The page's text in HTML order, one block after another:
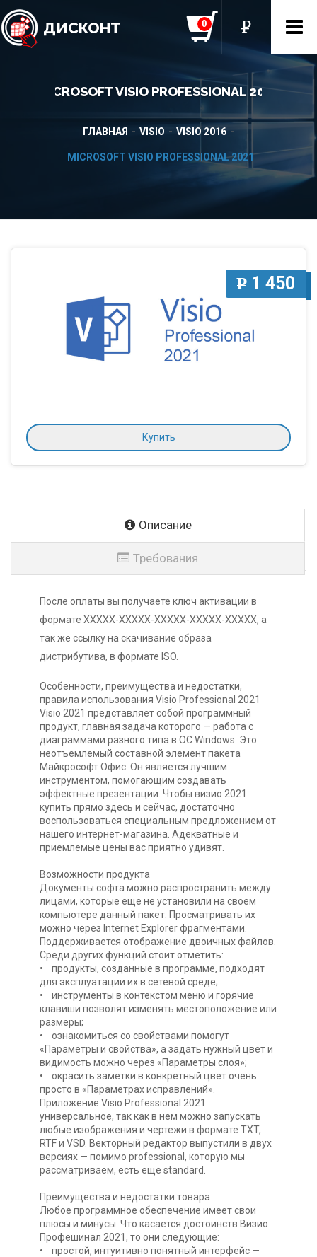
ДИСКОНТ 0 PУБ.
MICROSOFT VISIO PROFESSIONAL 2021
ГЛАВНАЯ VISIO VISIO 2016
MICROSOFT VISIO PROFESSIONAL 2021
P 1 450
Купить
Описание
Требования
После оплаты вы получаете ключ активации в
формате XXXXX-XXXXX-XXXXX-XXXXX-XXXXX, а
так же ссылку на скачивание образа
дистрибутива, в формате ISO.
Особенности, преимущества и недостатки,
правила использования Visio Professional 2021
Visio 2021 представляет собой программный
продукт, главная задача которого — работа с
диаграммами разного типа в ОС Windows. Это
неотъемлемый составной элемент пакета
Майкрософт Офис. Он является лучшим
инструментом, помогающим создавать
эффектные презентации. Чтобы визио 2021
купить прямо здесь и сейчас, достаточно
воспользоваться специальным предложением от
нашего интернет-магазина. Адекватные и
приемлемые цены вас приятно удивят.
Возможности продукта
Документы софта можно распространить между
лицами, которые еще не установили на своем
компьютере данный пакет. Просматривать их
можно через Internet Explorer фрагментами.
Поддерживается отображение двоичных файлов.
Среди других функций стоит отметить:
• продукты, созданные в программе, подходят
для эксплуатации их в сетевой среде;
• инструменты в контекстом меню и горячие
клавиши позволят изменять местоположение или
размеры;
• ознакомиться со свойствами помогут
«Параметры и свойства», а задать нужный цвет и
видимость можно через «Параметры слоя»;
• окрасить заметки в конкретный цвет очень
просто в «Параметрах исправлений».
Приложение Visio Professional 2021
универсальное, так как в нем можно запускать
любые изображения и чертежи в формате TXT,
RTF и VSD. Векторный редактор выпустили в двух
версиях — помимо professional, которую мы
рассматриваем, есть еще standard.
Преимущества и недостатки товара
Любое программное обеспечение имеет свои
плюсы и минусы. Что касается достоинств Визио
Профешинал 2021, то они следующие:
• простой, интуитивно понятный интерфейс —
Тип лицензии Retail
Количество ПК 1
Региональная
привязка
Ключ может быть
использован с любой
точки мира
Тип
пользователей,
которые могут
использовать
Частные лица
Язык
интерфейса
Все языки